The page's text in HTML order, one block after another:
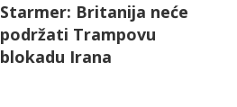
Starmer: Britanija neće
podržati Trampovu
blokadu Irana